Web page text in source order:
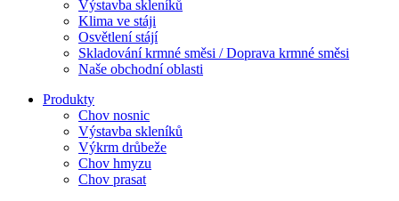
Výstavba skleníků
Klima ve stáji
Osvětlení stájí
Skladování krmné směsi / Doprava krmné směsi
Naše obchodní oblasti
Produkty
Chov nosnic
Výstavba skleníků
Výkrm drůbeže
Chov hmyzu
Chov prasat